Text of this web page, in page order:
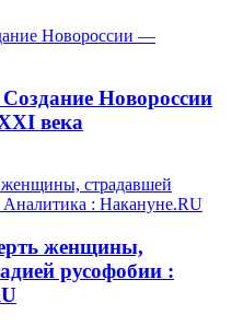
Новороссии
века
женщины,
русофобии :